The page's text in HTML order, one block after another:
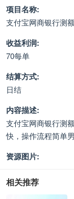
项目名称:
支付宝网商银行测额
收益利润:
70每单
结算方式:
日结
内容描述:
支付宝网商银行测
快，操作流程简单
资源图片:
相关推荐